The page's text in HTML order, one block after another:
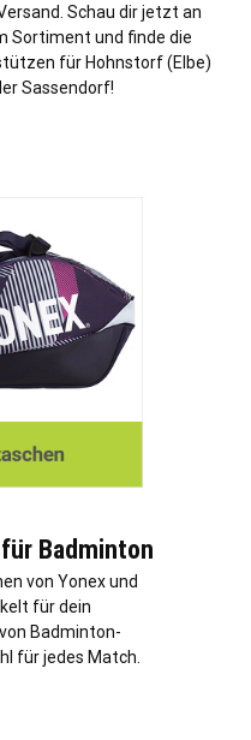
Schau dir jetzt an
Sortiment und finde die
für Hohnstorf (Elbe)
Sassendorf!
Badminton
von Yonex und
für dein
Badminton-
für jedes Match.